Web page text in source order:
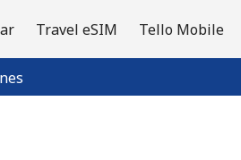
Travel eSIM Tello Mobile